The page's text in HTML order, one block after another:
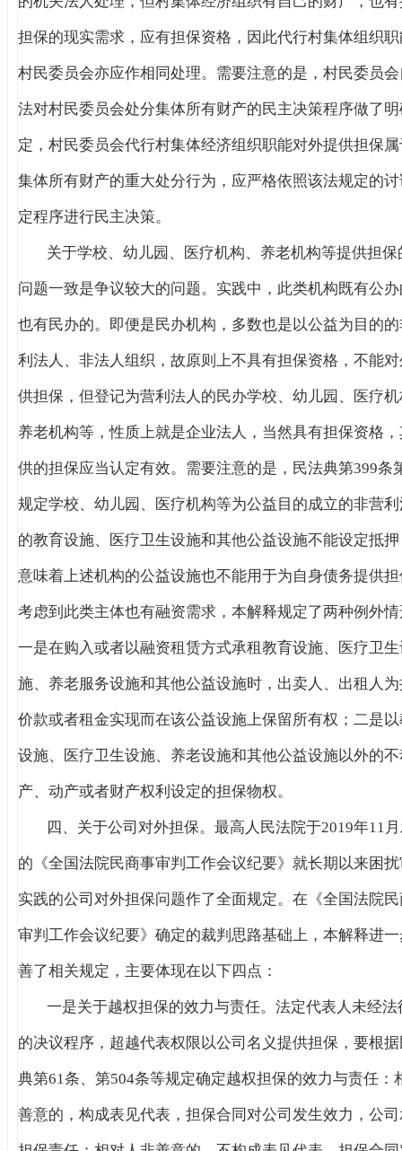
担保的现实需求，应有担保资格，因此代行村集体组织
村民委员会亦应作相同处理。需要注意的是，村民委员
法对村民委员会处分集体所有财产的民主决策程序做了
定，村民委员会代行村集体经济组织职能对外提供担保
集体所有财产的重大处分行为，应严格依照该法规定的
定程序进行民主决策。
关于学校、幼儿园、医疗机构、养老机构等提供担保
问题一致是争议较大的问题。实践中，此类机构既有公
也有民办的。即便是民办机构，多数也是以公益为目的
利法人、非法人组织，故原则上不具有担保资格，不能
供担保，但登记为营利法人的民办学校、幼儿园、医疗
养老机构等，性质上就是企业法人，当然具有担保资格
供的担保应当认定有效。需要注意的是，民法典第399条
规定学校、幼儿园、医疗机构等为公益目的成立的非营
的教育设施、医疗卫生设施和其他公益设施不能设定抵
意味着上述机构的公益设施也不能用于为自身债务提供
考虑到此类主体也有融资需求，本解释规定了两种例外
一是在购入或者以融资租赁方式承租教育设施、医疗卫生
施、养老服务设施和其他公益设施时，出卖人、出租人
价款或者租金实现而在该公益设施上保留所有权；二是
设施、医疗卫生设施、养老设施和其他公益设施以外的不
产、动产或者财产权利设定的担保物权。
四、关于公司对外担保。最高人民法院于2019年11
的《全国法院民商事审判工作会议纪要》就长期以来困
实践的公司对外担保问题作了全面规定。在《全国法院
审判工作会议纪要》确定的裁判思路基础上，本解释进
善了相关规定，主要体现在以下四点：
一是关于越权担保的效力与责任。法定代表人未经法
的决议程序，超越代表权限以公司名义提供担保，要根
典第61条、第504条等规定确定越权担保的效力与责任：
善意的，构成表见代表，担保合同对公司发生效力，公